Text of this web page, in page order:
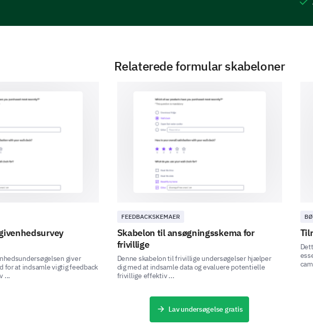
Seminar Improvement Suggestions
Your suggestions can help us make
Please share any suggestions you have for
Personal Information
We’re almost done. Just a few final questions
Relaterede formular skabeloner
giver
for at indsamle vigtig feedback
...
FEEDBACKSKEMAER
Skabelon til ansøgningsskema for
frivillige
Denne skabelon til frivillige undersøgelser hjælper
dig med at indsamle data og evaluere potentielle
frivillige effektiv ...
Lav undersøgelse gratis